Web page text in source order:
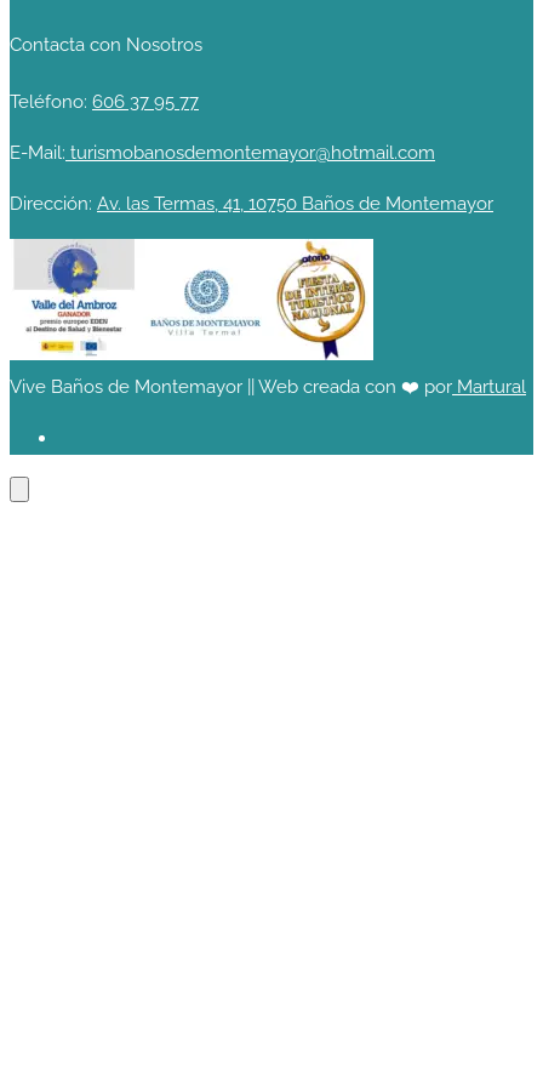
Contacta con Nosotros
Teléfono: 606 37 95 77
E-Mail: turismobanosdemontemayor@hotmail.com
Dirección: Av. las Termas, 41, 10750 Baños de Montemayor
Vive Baños de Montemayor || Web creada con ❤️ por Martural